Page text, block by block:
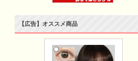
【広告】オススメ商品